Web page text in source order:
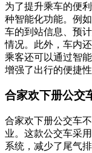
为了提升乘车的便
种智能化功能。例
车的到站信息、预
情况。此外，车内
乘客还可以通过智
增强了出行的便捷性
合家欢下册公交
合家欢下册公交车
业。这款公交车采
系统，减少了尾气